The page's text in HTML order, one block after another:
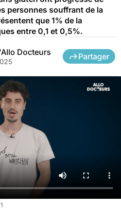
personnes souffrant de la
que 1% de la
entre 0,1 et 0,5%.
Docteurs Partager